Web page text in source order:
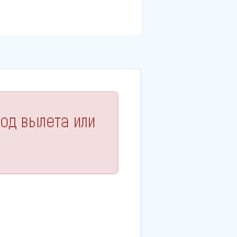
вылета или